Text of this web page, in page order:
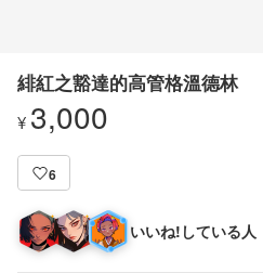
緋紅之豁達的高管格溫德林
¥ 3,000
6
いいね!している人